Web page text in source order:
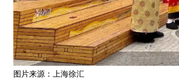
图片来源：上海徐汇